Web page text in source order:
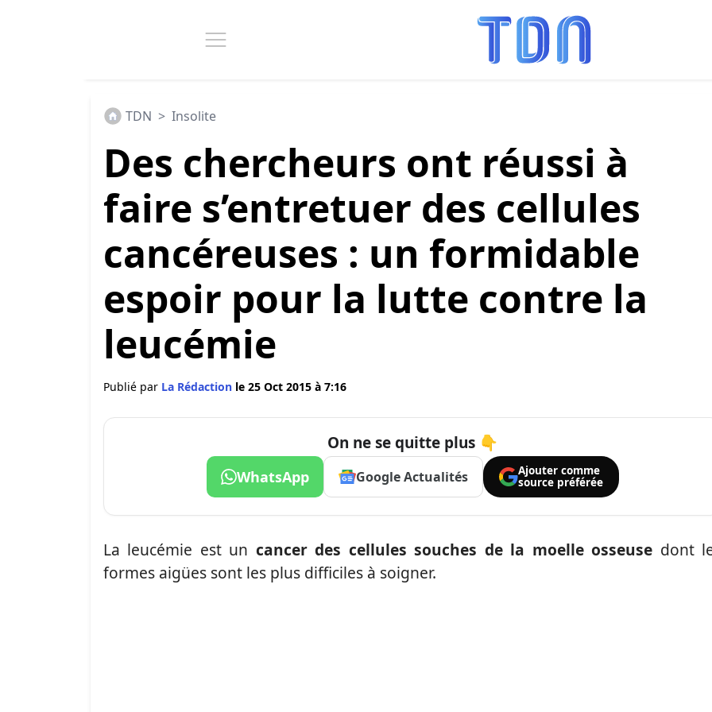
TDN > Insolite
Des chercheurs ont réussi à
faire s’entretuer des cellules
cancéreuses : un formidable
espoir pour la lutte contre la
leucémie
Publié par La Rédaction le 25 Oct 2015 à 7:16
On ne se quitte plus 👇
WhatsApp Google Actualités
Ajouter comme
source préférée
La leucémie est un cancer des cellules souches de la moelle osseuse dont
formes aigües sont les plus difficiles à soigner.